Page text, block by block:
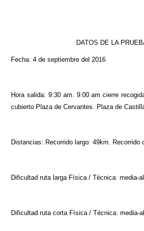
DATOS DE LA
Fecha: 4 de septiembre del 2016
Hora salida: 9:30 am. 9:00 am cierre
cubierto Plaza de Cervantes. Plaza de
Distancias: Recorrido largo: 49km. Recorrido
Dificultad ruta larga Física / Técnica: media-
Dificultad ruta corta Física / Técnica: media-